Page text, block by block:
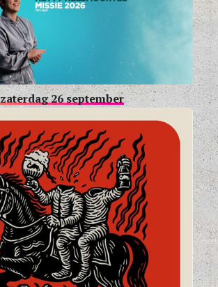
zaterdag 26 september